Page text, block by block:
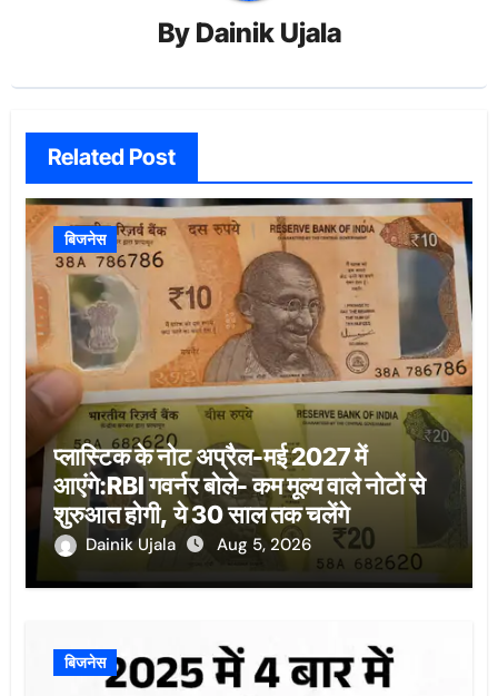
By Dainik Ujala
Related Post
बिजनेस
प्लास्टिक के नोट अप्रैल-मई 2027 में
आएंगे:RBI गवर्नर बोले- कम मूल्य वाले नोटों से
शुरुआत होगी, ये 30 साल तक चलेंगे
Dainik Ujala Aug 5, 2026
बिजनेस